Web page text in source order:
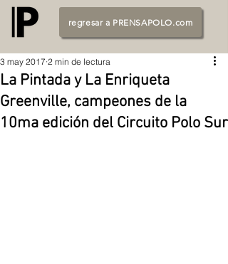
regresar a PRENSAPOLO.com
La Pintada y La Enriqueta
Greenville, campeones de la
10ma edición del Circuito Polo Sur
3 may 2017 2 min de lectura